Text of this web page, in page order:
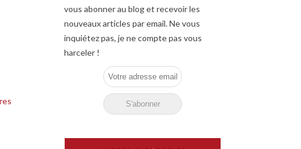
vous abonner au blog et recevoir les
nouveaux articles par email. Ne vous
inquiétez pas, je ne compte pas vous
harceler !